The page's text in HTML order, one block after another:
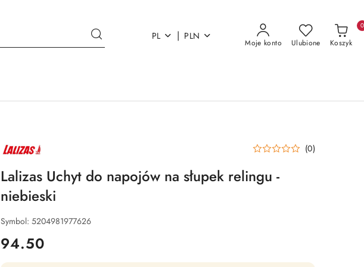
PL | PLN
Moje konto Ulubione Koszyk
0
NAZWA
PRODUCENTA: (0)
Lalizas Uchyt do napojów na słupek relingu -
niebieski
Symbol: 5204981977626
cena:
94.50